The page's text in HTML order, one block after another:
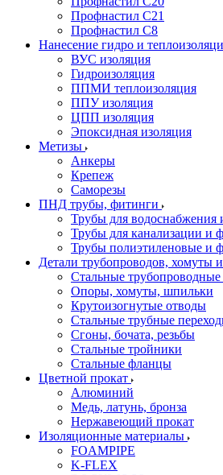
Профнастил С21
Профнастил С8
Нанесение гидро и
ВУС изоляция
Гидроизоляция
ППМИ теплоизоляция
ППУ изоляция
ЦПП изоляция
Эпоксидная изоляция
Метизы
Анкеры
Крепеж
Саморезы
ПНД трубы, фитинги
Трубы для водоснабжения
Трубы для канализации и
Трубы полиэтиленовые и
Детали трубопроводов, хомуты
Стальные трубопроводные
Опоры, хомуты, шпильки
Крутоизогнутые отводы
Стальные трубные
Сгоны, бочата, резьбы
Стальные тройники
Стальные фланцы
Цветной прокат
Алюминий
Медь, латунь, бронза
Нержавеющий прокат
Изоляционные материалы
FOAMPIPE
K-FLEX